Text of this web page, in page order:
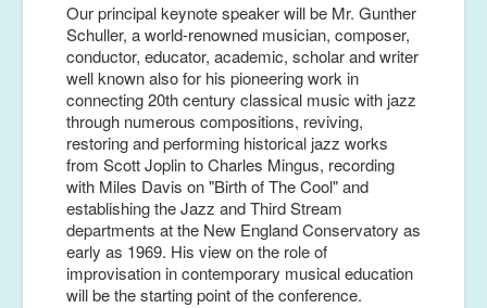
Our principal keynote speaker will be Mr. Gunther
Schuller, a world-renowned musician, composer,
conductor, educator, academic, scholar and writer
well known also for his pioneering work in
connecting 20th century classical music with jazz
through numerous compositions, reviving,
restoring and performing historical jazz works
from Scott Joplin to Charles Mingus, recording
with Miles Davis on "Birth of The Cool" and
establishing the Jazz and Third Stream
departments at the New England Conservatory as
early as 1969. His view on the role of
improvisation in contemporary musical education
will be the starting point of the conference.